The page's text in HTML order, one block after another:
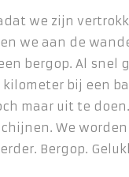
we zijn
we aan de
bergop. Al snel
kilometer bij een
maar uit te
We
Bergop.